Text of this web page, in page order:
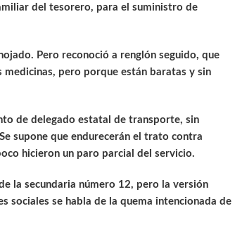
del tesorero, para el suministro de
Pero reconoció a renglón seguido, que
pero porque están baratas y sin
de delegado estatal de transporte, sin
supone que endurecerán el trato contra
hicieron un paro parcial del servicio.
la secundaria número 12, pero la versión
sociales se habla de la quema intencionada de